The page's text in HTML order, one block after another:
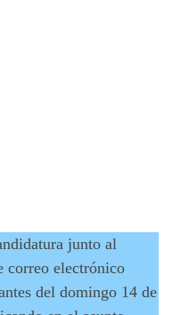
junto al
correo electrónico
del domingo 14 de